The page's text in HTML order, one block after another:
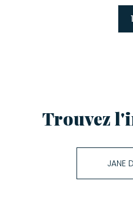
1
Trouvez
JANE